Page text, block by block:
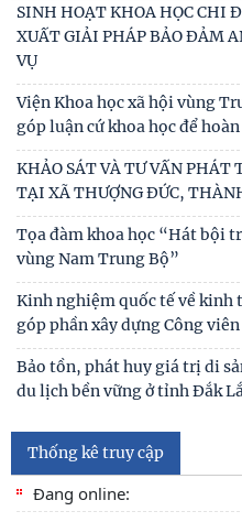
SINH HOẠT KHOA HỌC CHI
XUẤT GIẢI PHÁP BẢO ĐẢM
VỤ
Viện Khoa học xã hội vùng
góp luận cứ khoa học để
KHẢO SÁT VÀ TƯ VẤN PHÁT
TẠI XÃ THƯỢNG ĐỨC,
Tọa đàm khoa học “Hát bội
vùng Nam Trung Bộ”
Kinh nghiệm quốc tế về kinh
góp phần xây dựng Công
Bảo tồn, phát huy giá trị di
du lịch bền vững ở tỉnh Đắk
Thống kê truy cập
Đang online: